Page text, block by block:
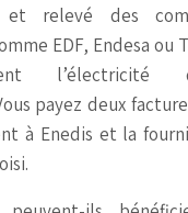
et relevé des
EDF, Endesa ou
payez deux
à Enedis et la